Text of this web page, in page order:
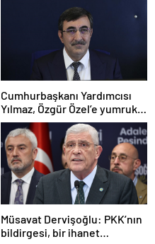
Cumhurbaşkanı Yardımcısı
Yılmaz, Özgür Özel’e yumruklu
saldırıyı kınadı
Müsavat Dervişoğlu: PKK’nın
bildirgesi, bir ihanet